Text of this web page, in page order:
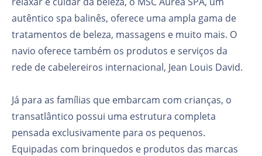
autêntico spa balinês, oferece uma ampla gama de
tratamentos de beleza, massagens e muito mais. O
navio oferece também os produtos e serviços da
rede de cabelereiros internacional, Jean Louis David.
Já para as famílias que embarcam com crianças, o
transatlântico possui uma estrutura completa
pensada exclusivamente para os pequenos.
Equipadas com brinquedos e produtos das marcas